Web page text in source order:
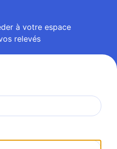
à votre espace
relevés